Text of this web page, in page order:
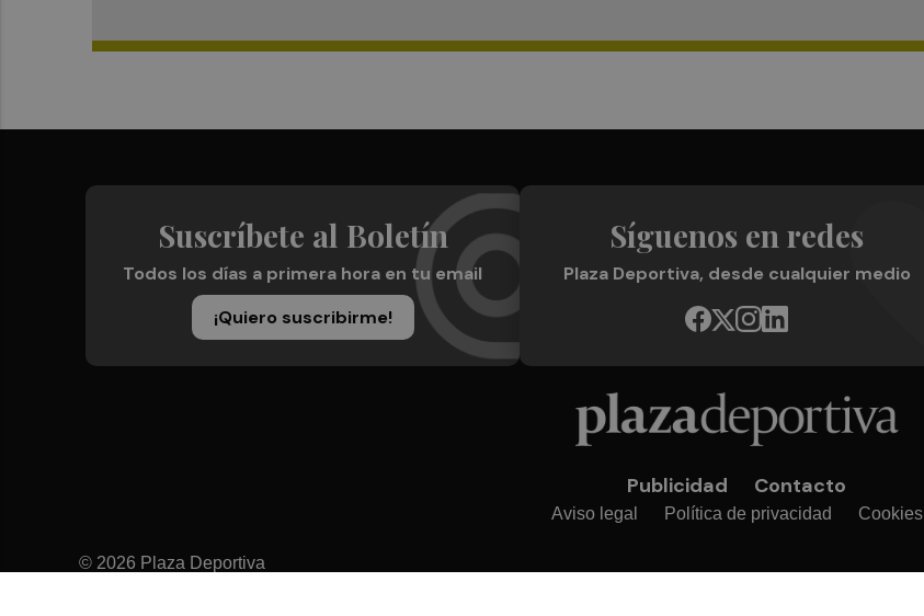
Suscríbete al Boletín
Todos los días a primera hora en tu email
¡Quiero suscribirme!
Síguenos en redes
Plaza Deportiva, desde cualquier medio
Publicidad Contacto
Aviso legal Política de privacidad Cookies
© 2026 Plaza Deportiva